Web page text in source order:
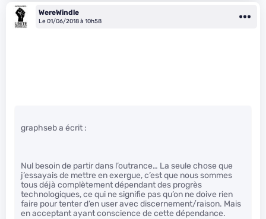
WereWindle
Le 01/06/2018 à 10h58
graphseb a écrit :
Nul besoin de partir dans l’outrance… La seule chose que
j’essayais de mettre en exergue, c’est que nous sommes
tous déjà complètement dépendant des progrès
technologiques, ce qui ne signifie pas qu’on ne doive rien
faire pour tenter d’en user avec discernement/raison. Mais
en acceptant ayant conscience de cette dépendance.